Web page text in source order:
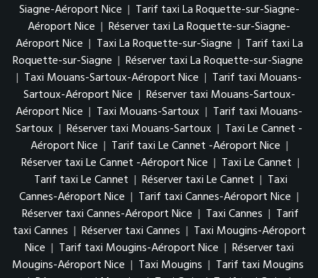
Siagne-Aéroport Nice | Tarif taxi La Roquette-sur-Siagne-
Aéroport Nice | Réserver taxi La Roquette-sur-Siagne-
Aéroport Nice | Taxi La Roquette-sur-Siagne | Tarif taxi La
Roquette-sur-Siagne | Réserver taxi La Roquette-sur-Siagne
| Taxi Mouans-Sartoux-Aéroport Nice | Tarif taxi Mouans-
Sartoux-Aéroport Nice | Réserver taxi Mouans-Sartoux-
Aéroport Nice | Taxi Mouans-Sartoux | Tarif taxi Mouans-
Sartoux | Réserver taxi Mouans-Sartoux | Taxi Le Cannet -
Aéroport Nice | Tarif taxi Le Cannet -Aéroport Nice |
Réserver taxi Le Cannet -Aéroport Nice | Taxi Le Cannet |
Tarif taxi Le Cannet | Réserver taxi Le Cannet | Taxi
Cannes-Aéroport Nice | Tarif taxi Cannes-Aéroport Nice |
Réserver taxi Cannes-Aéroport Nice | Taxi Cannes | Tarif
taxi Cannes | Réserver taxi Cannes | Taxi Mougins-Aéroport
Nice | Tarif taxi Mougins-Aéroport Nice | Réserver taxi
Mougins-Aéroport Nice | Taxi Mougins | Tarif taxi Mougins